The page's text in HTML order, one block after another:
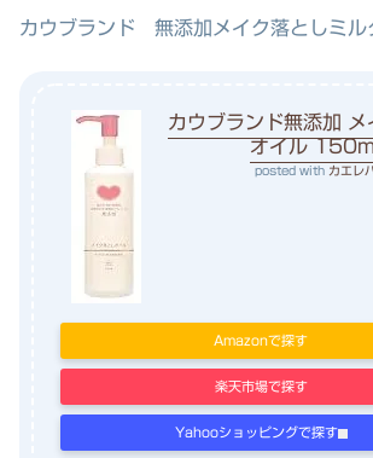
カウブランド 無添加メイク落としミル
カウブランド無添加 メ
オイル 150ml
posted with カエレ
Amazonで探す
楽天市場で探す
Yahooショッピングで探す